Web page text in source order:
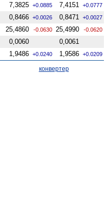
7,3825 +0.0885 7,4151 +0.0777
0,8466 +0.0026 0,8471 +0.0027
25,4860 -0.0630 25,4990 -0.0620
0,0060
0,0061
1,9486 +0.0240 1,9586 +0.0209
конвертер